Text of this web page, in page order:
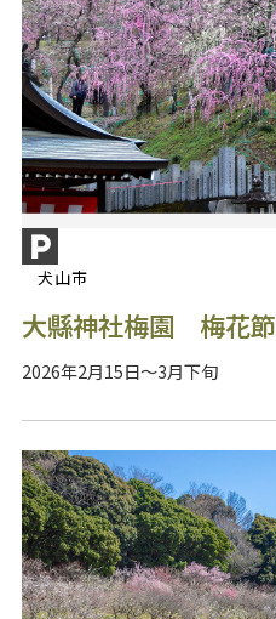
犬山市
大縣神社梅園 梅花節
2026年2月15日～3月下旬